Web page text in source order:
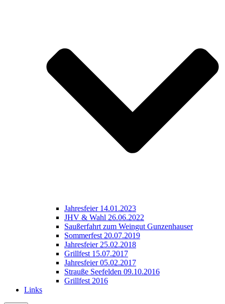
Jahresfeier 14.01.2023
JHV & Wahl 26.06.2022
Saußerfahrt zum Weingut Gunzenhauser
Sommerfest 20.07.2019
Jahresfeier 25.02.2018
Grillfest 15.07.2017
Jahresfeier 05.02.2017
Strauße Seefelden 09.10.2016
Grillfest 2016
Links